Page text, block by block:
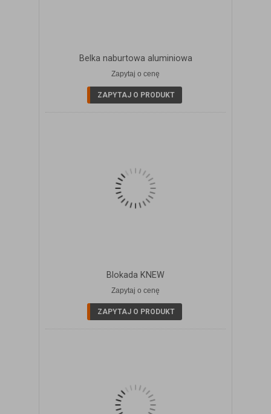
Belka naburtowa aluminiowa
Zapytaj o cenę
ZAPYTAJ O PRODUKT
ZOBACZ SZCZEGÓŁY
Blokada KNEW
Zapytaj o cenę
ZAPYTAJ O PRODUKT
ZOBACZ SZCZEGÓŁY